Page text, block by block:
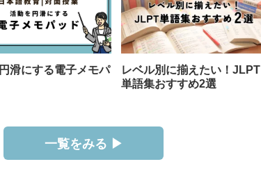
滑にする電子メモパ
レベル別に揃えたい！JLPT
単語集おすすめ2選
一覧をみる ▶︎